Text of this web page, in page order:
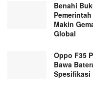
Benahi
Makin
Global
Oppo F35
Bawa
Spesifikasi